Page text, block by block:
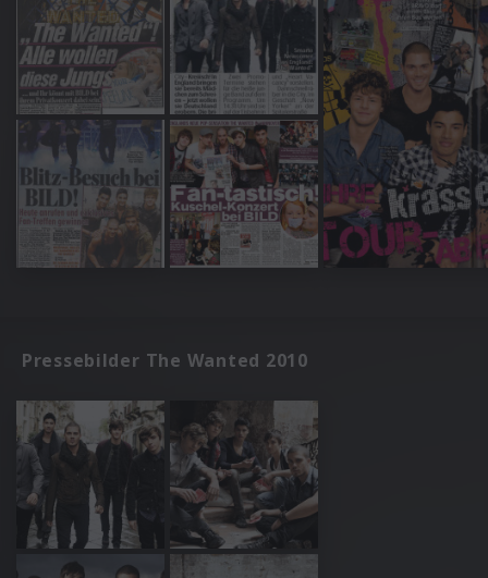
Pressebilder The Wanted 2010